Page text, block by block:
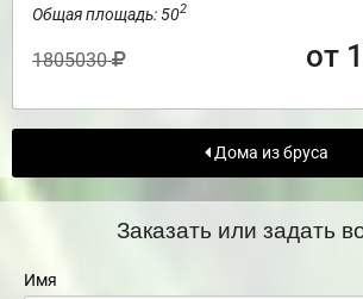
Общая площадь: 502
1805030 от
Дома из бруса
Заказать или задать
Имя